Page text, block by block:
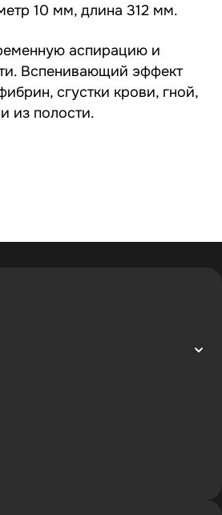
10 мм, длина 312 мм.
аспирацию и
Вспенивающий эффект
сгустки крови, гной,
из полости.